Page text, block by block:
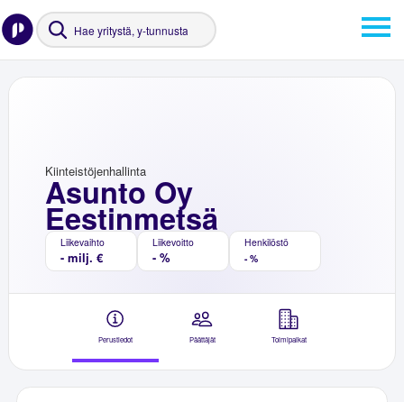
Asunto Oy
Eestinmetsä
Kiinteistöjenhallinta
Liikevaihto
- milj. €
Liikevoitto
- %
Henkilöstö
- %
Perustiedot Päättäjät Toimipaikat